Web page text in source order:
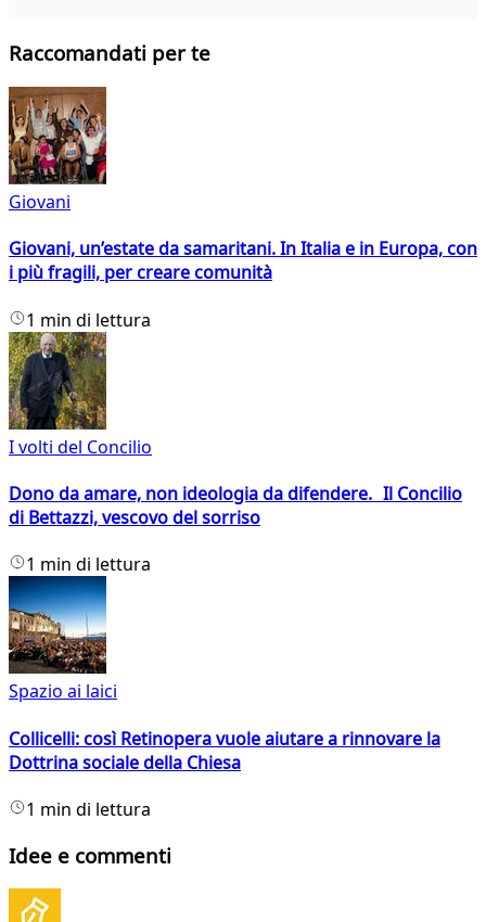
Raccomandati per te
Giovani
Giovani, un’estate da samaritani. In Italia e in Europa, con
i più fragili, per creare comunità
1 min di lettura
I volti del Concilio
Dono da amare, non ideologia da difendere. Il Concilio
di Bettazzi, vescovo del sorriso
1 min di lettura
Spazio ai laici
Collicelli: così Retinopera vuole aiutare a rinnovare la
Dottrina sociale della Chiesa
1 min di lettura
Idee e commenti